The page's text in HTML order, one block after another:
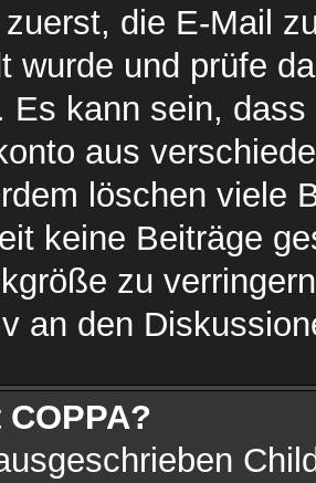
die E-Mail
wurde und prüfe
Es kann sein,
aus
löschen viele
keine Beiträge
zu
an den